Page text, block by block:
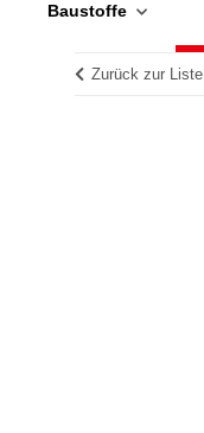
Baustoffe
Zurück zur Liste